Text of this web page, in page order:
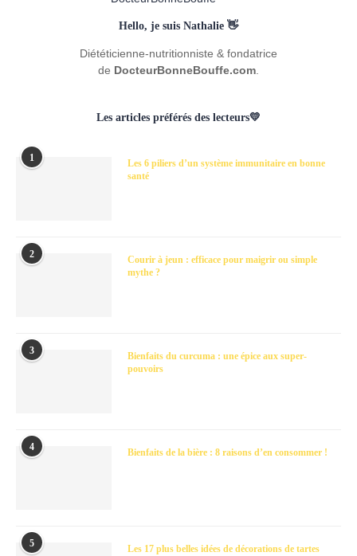
Hello, je suis Nathalie 👋
Diététicienne-nutritionniste & fondatrice
de DocteurBonneBouffe.com
Les articles préférés des lecteurs💛
1
Les 6 piliers d’un système immunitaire en bonne
santé
2
Courir à jeun : efficace pour maigrir ou simple
mythe ?
3
Bienfaits du curcuma : une épice aux super-
pouvoirs
4 Bienfaits de la bière : 8 raisons d’en consommer !
5 Les 17 plus belles idées de décorations de tartes